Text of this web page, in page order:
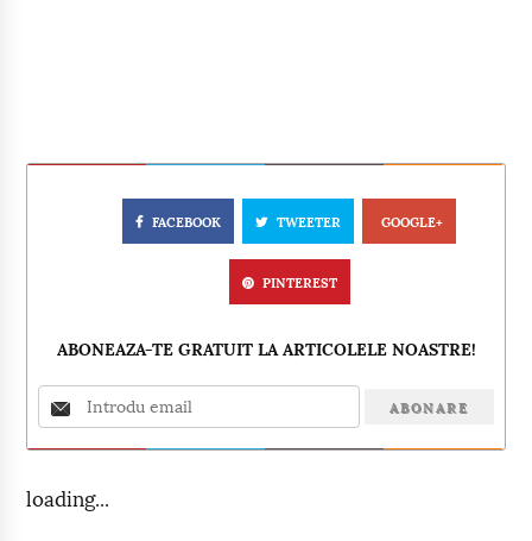
FACEBOOK TWEETER GOOGLE+
PINTEREST
ABONEAZA-TE GRATUIT LA ARTICOLELE NOASTRE!
loading...